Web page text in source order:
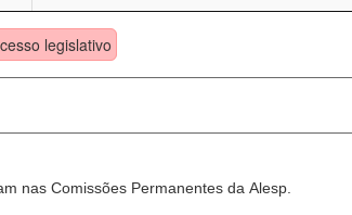
legislativo
nas Comissões Permanentes da Alesp.